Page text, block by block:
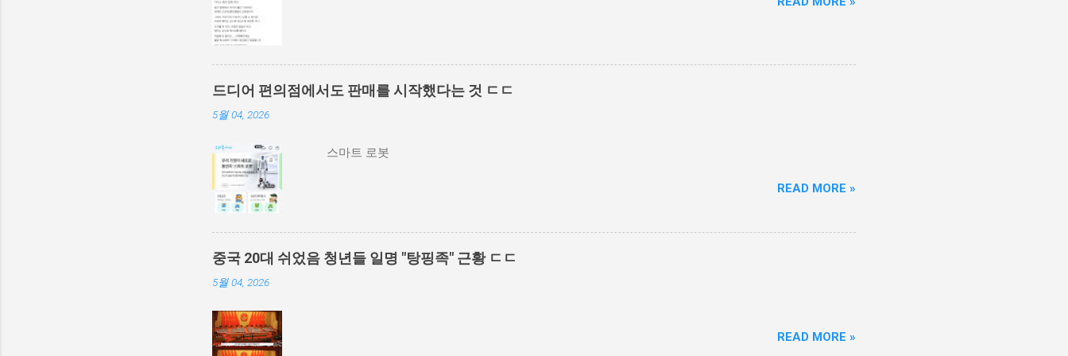
드디어 편의점에서도 판매를 시작했다는 것 ㄷㄷ
5월 04, 2026
스마트 로봇
READ MORE »
중국 20대 쉬었음 청년들 일명 "탕핑족" 근황 ㄷㄷ
5월 04, 2026
READ MORE »